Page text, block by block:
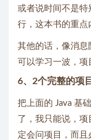
或者说时间不是特
行，这本书的重点
其他的话，像消息
可以学习一波，
6、2个完整的项目
把上面的 Java 基
了，我只能说，
定会问项目，而